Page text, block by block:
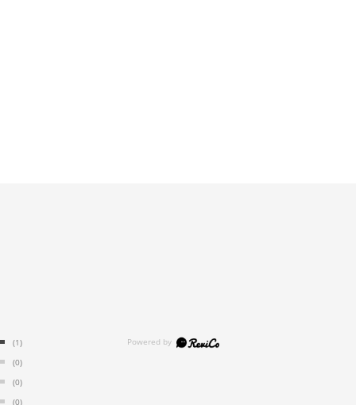
(1)
(0)
(0)
(0)